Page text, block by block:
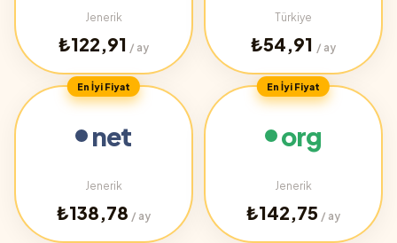
Jenerik
₺122,91 / ay
Türkiye
₺54,91 / ay
En İyi Fiyat
net
Jenerik
₺138,78 / ay
En İyi Fiyat
org
Jenerik
₺142,75 / ay